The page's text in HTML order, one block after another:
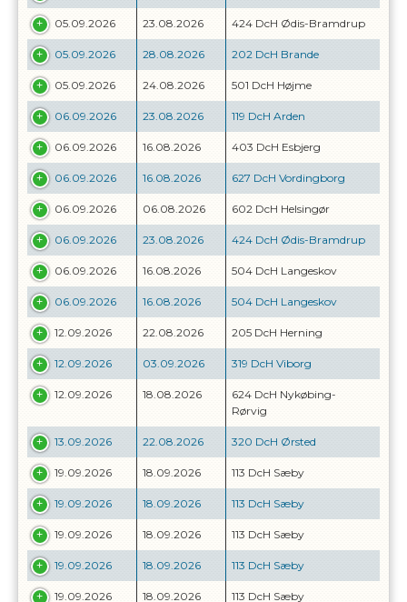
05.09.2026 23.08.2026 424 DcH Ødis-Bramdrup
05.09.2026 28.08.2026 202 DcH Brande
05.09.2026 24.08.2026 501 DcH Højme
06.09.2026 23.08.2026 119 DcH Arden
06.09.2026 16.08.2026 403 DcH Esbjerg
06.09.2026 16.08.2026 627 DcH Vordingborg
06.09.2026 06.08.2026 602 DcH Helsingør
06.09.2026 23.08.2026 424 DcH Ødis-Bramdrup
06.09.2026 16.08.2026 504 DcH Langeskov
06.09.2026 16.08.2026 504 DcH Langeskov
12.09.2026 22.08.2026 205 DcH Herning
12.09.2026 03.09.2026 319 DcH Viborg
12.09.2026 18.08.2026
624 DcH Nykøbing-
Rørvig
13.09.2026 22.08.2026 320 DcH Ørsted
19.09.2026 18.09.2026 113 DcH Sæby
19.09.2026 18.09.2026 113 DcH Sæby
19.09.2026 18.09.2026 113 DcH Sæby
19.09.2026 18.09.2026 113 DcH Sæby
19.09.2026 18.09.2026 113 DcH Sæby